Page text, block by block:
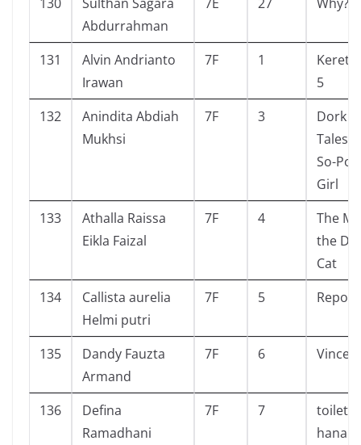
Abdurrahman
131
Alvin Andrianto
Irawan
7F 1
Kereta
5
132
Anindita Abdiah
Mukhsi
7F 3
Dork
Tales
So-
Girl
133
Athalla Raissa
Eikla Faizal
7F 4
The
the
Cat
134
Callista aurelia
Helmi putri
7F 5
135
Dandy Fauzta
Armand
7F 6
136
Defina
Ramadhani
7F 7
toilet